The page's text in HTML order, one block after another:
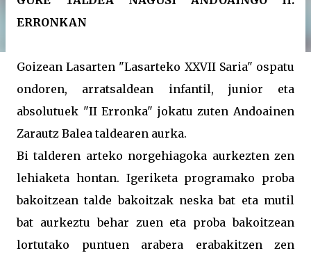
ERRONKAN
Goizean Lasarten "Lasarteko XXVII Saria" ospatu
ondoren, arratsaldean infantil, junior eta
absolutuek "II Erronka" jokatu zuten Andoainen
Zarautz Balea taldearen aurka.
Bi talderen arteko norgehiagoka aurkezten zen
lehiaketa hontan. Igeriketa programako proba
bakoitzean talde bakoitzak neska bat eta mutil
bat aurkeztu behar zuen eta proba bakoitzean
lortutako puntuen arabera erabakitzen zen